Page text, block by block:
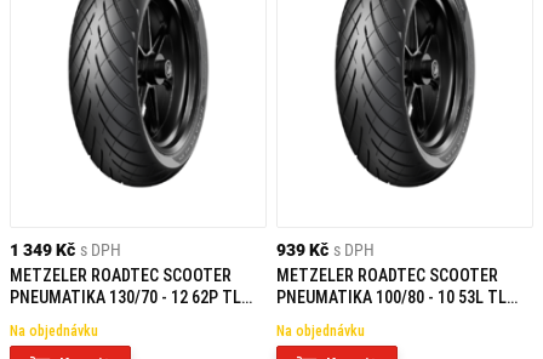
1 349 Kč s DPH
METZELER ROADTEC SCOOTER
PNEUMATIKA 130/70 - 12 62P TL
Na objednávku
939 Kč s DPH
METZELER ROADTEC SCOOTER
PNEUMATIKA 100/80 - 10 53L TL
Na objednávku